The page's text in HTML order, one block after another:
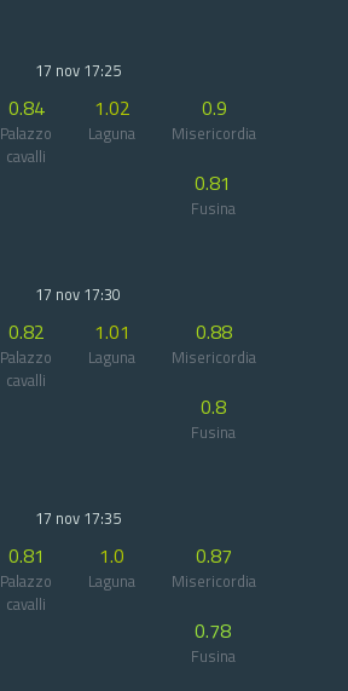
17 nov 17:25
0.84
Palazzo
cavalli
1.02
Laguna
0.9
Misericordia
0.81
Fusina
17 nov 17:30
0.82
Palazzo
cavalli
1.01
Laguna
0.88
Misericordia
0.8
Fusina
17 nov 17:35
0.81
Palazzo
cavalli
1.0
Laguna
0.87
Misericordia
0.78
Fusina